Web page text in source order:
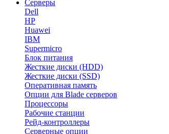
Серверы
Dell
HP
Huawei
IBM
Supermicro
Блок питания
Жесткие диски (HDD)
Жесткие диски (SSD)
Оперативная память
Опции для Blade серверов
Процессоры
Рабочие станции
Рейд-контроллеры
Серверные опции